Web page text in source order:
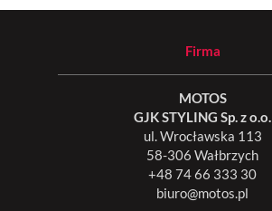
Firma
MOTOS
GJK STYLING Sp. z o.o.
ul. Wrocławska 113
58-306 Wałbrzych
+48 74 66 333 30
biuro@motos.pl